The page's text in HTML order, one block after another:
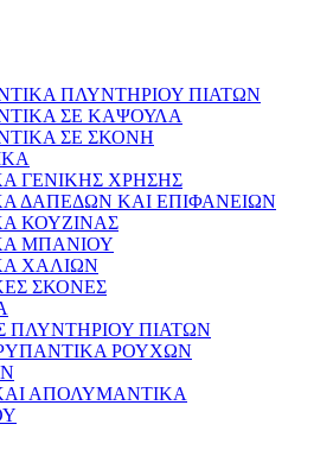
ΠΛΥΝΤΗΡΙΟΥ ΠΙΑΤΩΝ
ΣΕ ΚΑΨΟΥΛΑ
ΣΕ ΣΚΟΝΗ
ΓΕΝΙΚΗΣ ΧΡΗΣΗΣ
ΔΑΠΕΔΩΝ ΚΑΙ ΕΠΙΦΑΝΕΙΩΝ
ΚΟΥΖΙΝΑΣ
ΜΠΑΝΙΟΥ
ΧΑΛΙΩΝ
ΣΚΟΝΕΣ
ΠΛΥΝΤΗΡΙΟΥ ΠΙΑΤΩΝ
ΡΟΥΧΩΝ
ΑΠΟΛΥΜΑΝΤΙΚΑ